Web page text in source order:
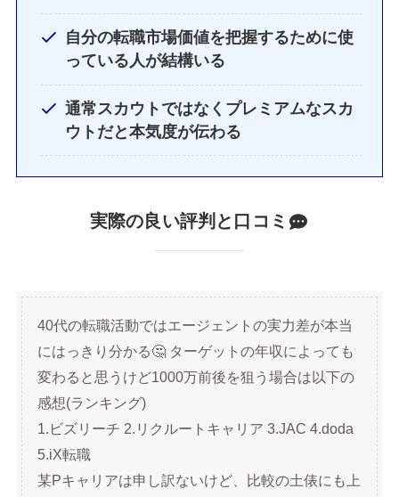
自分の転職市場価値を把握するために使
っている人が結構いる
通常スカウトではなくプレミアムなスカ
ウトだと本気度が伝わる
実際の良い評判と口コミ
40代の転職活動ではエージェントの実力差が本当
にはっきり分かる🤔 ターゲットの年収によっても
変わると思うけど1000万前後を狙う場合は以下の
感想(ランキング)
1.ビズリーチ 2.リクルートキャリア 3.JAC 4.doda
5.iX転職
某Pキャリアは申し訳ないけど、比較の土俵にも上